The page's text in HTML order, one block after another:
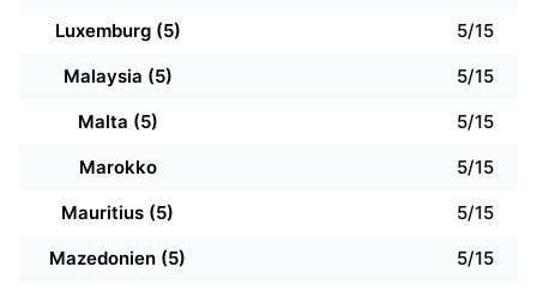
Luxemburg (5)
5/15
Malaysia (5)
5/15
Malta (5)
5/15
Marokko
5/15
Mauritius (5)
5/15
Mazedonien (5)
5/15